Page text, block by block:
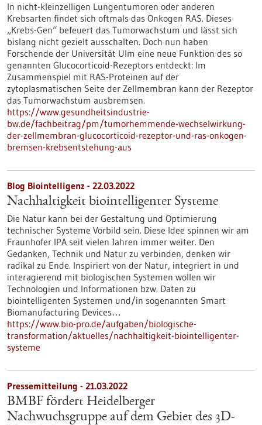
In nicht-kleinzelligen Lungentumoren oder anderen
Krebsarten findet sich oftmals das Onkogen RAS. Dieses
„Krebs-Gen“ befeuert das Tumorwachstum und lässt sich
bislang nicht gezielt ausschalten. Doch nun haben
Forschende der Universität Ulm eine neue Funktion des so
genannten Glucocorticoid-Rezeptors entdeckt: Im
Zusammenspiel mit RAS-Proteinen auf der
zytoplasmatischen Seite der Zellmembran kann der Rezeptor
das Tumorwachstum ausbremsen.
https://www.gesundheitsindustrie-
bw.de/fachbeitrag/pm/tumorhemmende-wechselwirkung-
der-zellmembran-glucocorticoid-rezeptor-und-ras-onkogen-
bremsen-krebsentstehung-aus
Blog Biointelligenz - 22.03.2022
Nachhaltigkeit biointelligenter Systeme
Die Natur kann bei der Gestaltung und Optimierung
technischer Systeme Vorbild sein. Diese Idee spinnen wir am
Fraunhofer IPA seit vielen Jahren immer weiter. Den
Gedanken, Technik und Natur zu verbinden, denken wir
radikal zu Ende. Inspiriert von der Natur, integriert in und
interagierend mit biologischen Systemen wollen wir
Technologien und Informationen bzw. Daten zu
biointelligenten Systemen und/in sogenannten Smart
Biomanufacturing Devices…
https://www.bio-pro.de/aufgaben/biologische-
transformation/aktuelles/nachhaltigkeit-biointelligenter-
systeme
Pressemitteilung - 21.03.2022
BMBF fördert Heidelberger
Nachwuchsgruppe auf dem Gebiet des 3D-